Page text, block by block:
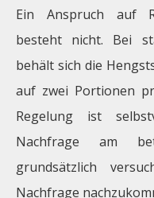
Ein Anspruch auf
besteht nicht. Bei
behält sich die
auf zwei Portionen
Regelung ist
Nachfrage am
grundsätzlich
Nachfrage